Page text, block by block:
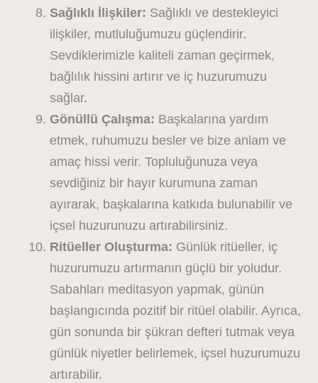
Sağlıklı İlişkiler: Sağlıklı ve destekleyici
ilişkiler, mutluluğumuzu güçlendirir.
Sevdiklerimizle kaliteli zaman geçirmek,
bağlılık hissini artırır ve iç huzurumuzu
sağlar.
Gönüllü Çalışma: Başkalarına yardım
etmek, ruhumuzu besler ve bize anlam ve
amaç hissi verir. Topluluğunuza veya
sevdiğiniz bir hayır kurumuna zaman
ayırarak, başkalarına katkıda bulunabilir ve
içsel huzurunuzu artırabilirsiniz.
Ritüeller Oluşturma: Günlük ritüeller, iç
huzurumuzu artırmanın güçlü bir yoludur.
Sabahları meditasyon yapmak, günün
başlangıcında pozitif bir ritüel olabilir. Ayrıca,
gün sonunda bir şükran defteri tutmak veya
günlük niyetler belirlemek, içsel huzurumuzu
artırabilir.